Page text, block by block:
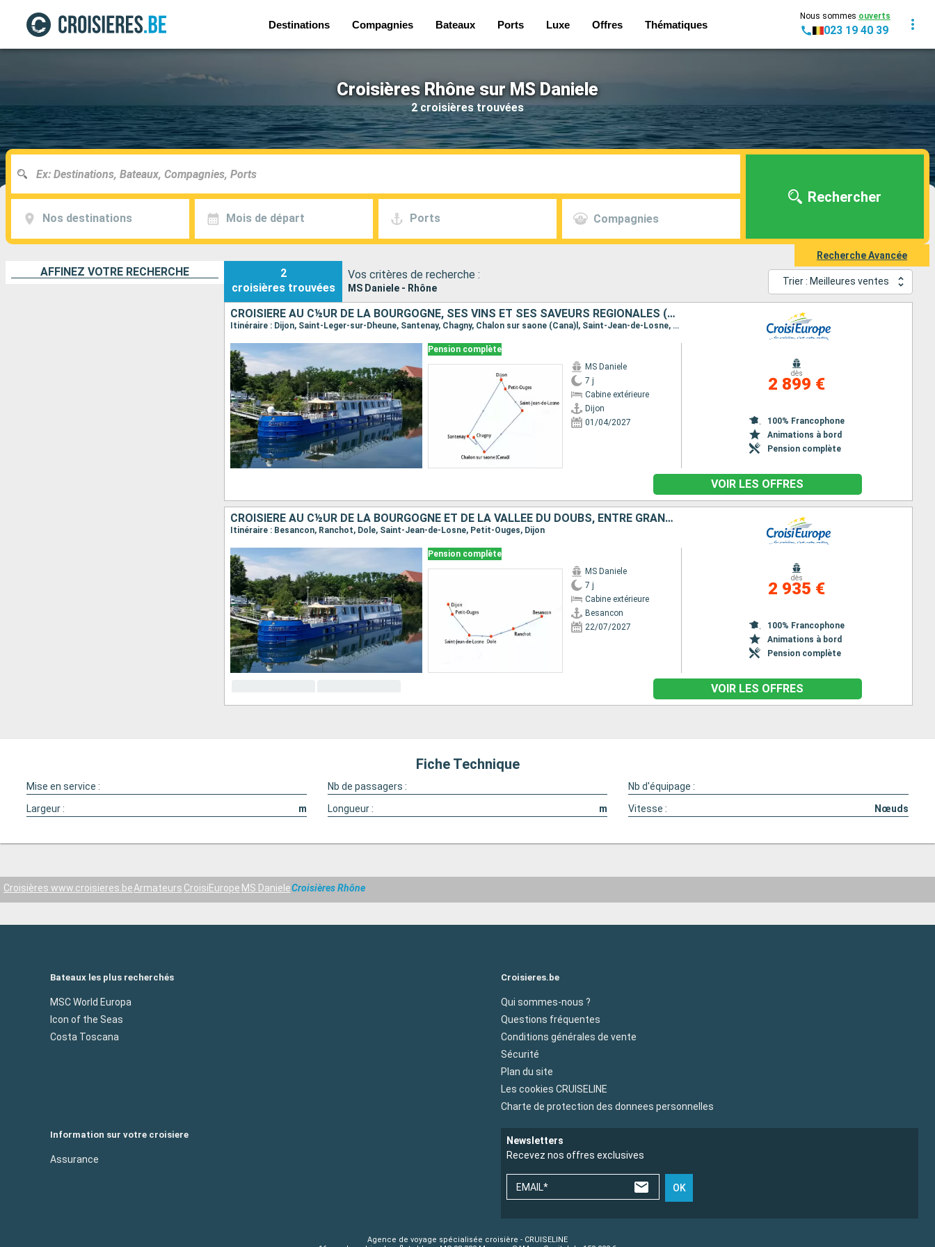
Destinations Compagnies Bateaux Ports Luxe Offres Thématiques
Nous sommes ouverts
023 19 40 39
Croisières Rhône sur MS Daniele
2 croisières trouvées
Nos destinations Mois de départ Ports Compagnies
Rechercher
Recherche Avancée
AFFINEZ VOTRE RECHERCHE
2
croisières trouvées
Vos critères de recherche :
MS Daniele - Rhône
Trier : Meilleures ventes
CROISIÈRE AU C½UR DE LA BOURGOGNE, SES VINS ET SES SAVEURS RÉGIONALES (FORMULE PORT-PORT)
Itinéraire : Dijon, Saint-Leger-sur-Dheune, Santenay, Chagny, Chalon sur saone (Cana)l, Saint-Jean-de-Losne, Petit-Ouges, Dijon
Pension complète
MS Daniele
7 j
Cabine extérieure
Dijon
01/04/2027
dès
2 899 €
100% Francophone
Animations à bord
Pension complète
VOIR LES OFFRES
CROISIÈRE AU C½UR DE LA BOURGOGNE ET DE LA VALLÉE DU DOUBS, ENTRE GRANDS CRUS ET CITÉS REMARQUABLES
Itinéraire : Besancon, Ranchot, Dole, Saint-Jean-de-Losne, Petit-Ouges, Dijon
Pension complète
MS Daniele
7 j
Cabine extérieure
Besancon
22/07/2027
dès
2 935 €
100% Francophone
Animations à bord
Pension complète
VOIR LES OFFRES
Fiche Technique
Mise en service : Nb de passagers :
Nb d'équipage :
Largeur :
m Longueur : m Vitesse : Nœuds
Croisières www.croisieres.beArmateurs CroisiEurope MS DanieleCroisières Rhône
Bateaux les plus recherchés
MSC World Europa
Icon of the Seas
Costa Toscana
Croisieres.be
Qui sommes-nous ?
Questions fréquentes
Conditions générales de vente
Sécurité
Plan du site
Les cookies CRUISELINE
Charte de protection des donnees personnelles
Information sur votre croisiere
Assurance
Newsletters
Recevez nos offres exclusives
EMAIL* OK
Agence de voyage spécialisée croisière - CRUISELINE